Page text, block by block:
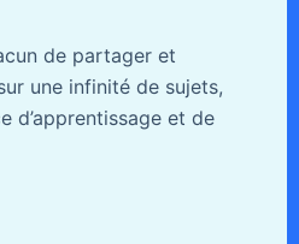
de partager et
une infinité de sujets,
d’apprentissage et de